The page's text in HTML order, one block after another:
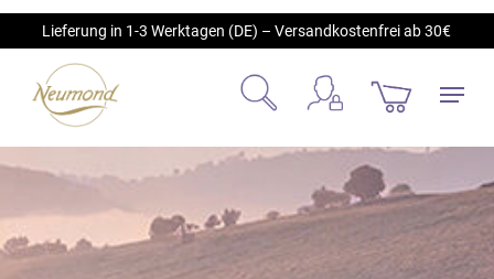
Skip
content
Lieferung in 1-3 Werktagen (DE) – Versandkostenfrei ab 30€
search account
Menu